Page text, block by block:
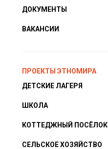
ДОКУМЕНТЫ
ВАКАНСИИ
ПРОЕКТЫ ЭТНОМИРА
ДЕТСКИЕ ЛАГЕРЯ
ШКОЛА
КОТТЕДЖНЫЙ ПОСЁЛОК
СЕЛЬСКОЕ ХОЗЯЙСТВО